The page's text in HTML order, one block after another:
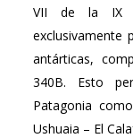
VII de la IX
exclusivamente
antárticas,
340B. Esto
Patagonia
Ushuaia – El